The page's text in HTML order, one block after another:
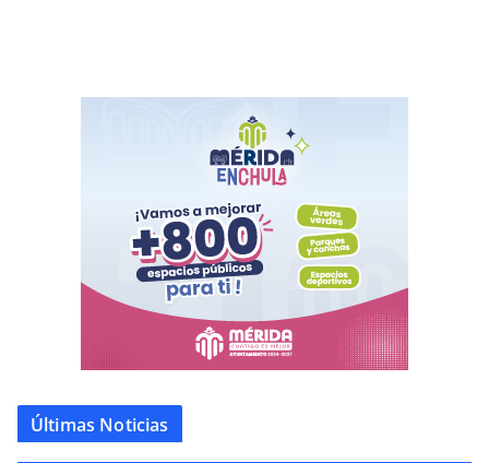
Últimas Noticias